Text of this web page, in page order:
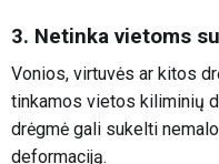
3. Netinka vietoms
Vonios, virtuvės ar kitos
tinkamos vietos kiliminių
drėgmė gali sukelti
deformaciją.